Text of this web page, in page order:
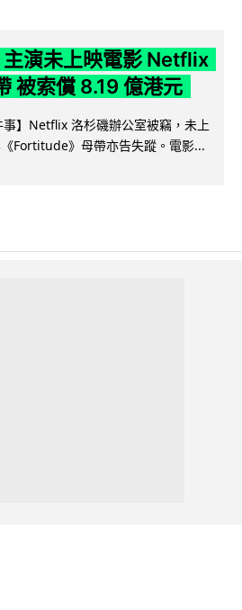
演未上映電影 Netflix
被索償 8.19 億港元
事】Netflix 洛杉磯辦公室被竊，未上
Fortitude》母帶亦告失蹤。電影...